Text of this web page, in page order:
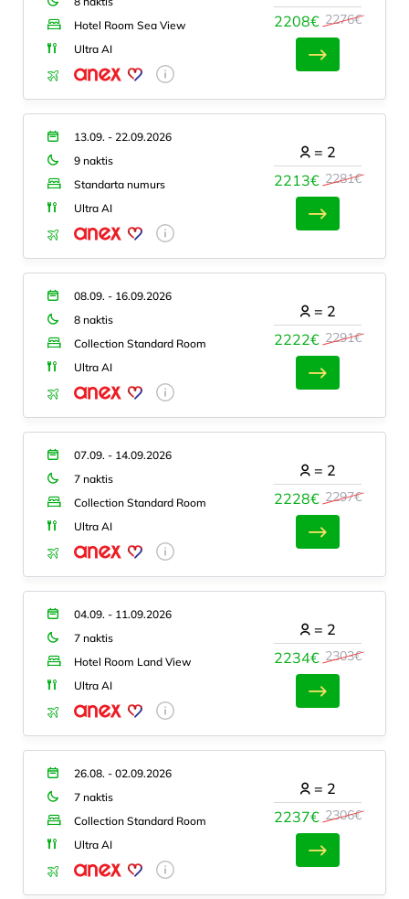
Hotel Room Sea View
Ultra AI
2208€ 2276€
13.09. - 22.09.2026
9 naktis
Standarta numurs
Ultra AI
2213€ 2281€
= 2
08.09. - 16.09.2026
8 naktis
Collection Standard Room
Ultra AI
2222€ 2291€
= 2
07.09. - 14.09.2026
7 naktis
Collection Standard Room
Ultra AI
2228€ 2297€
= 2
04.09. - 11.09.2026
7 naktis
Hotel Room Land View
Ultra AI
2234€ 2303€
= 2
26.08. - 02.09.2026
7 naktis
Collection Standard Room
Ultra AI
2237€ 2306€
= 2